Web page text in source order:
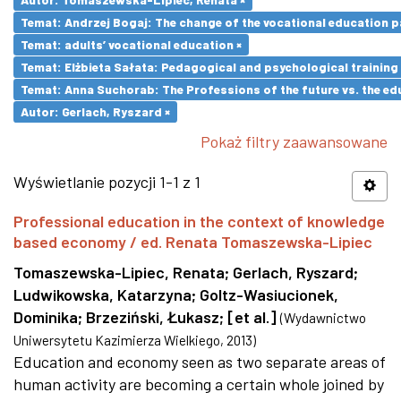
Temat: Andrzej Bogaj: The change of the vocational education
Temat: adults’ vocational education ×
Temat: Elżbieta Sałata: Pedagogical and psychological
Temat: Anna Suchorab: The Professions of the future vs. the
Autor: Gerlach, Ryszard ×
Pokaż filtry zaawansowane
Wyświetlanie pozycji 1-1 z 1
Professional education in the context of knowledge
based economy / ed. Renata Tomaszewska-Lipiec
Tomaszewska-Lipiec, Renata; Gerlach, Ryszard;
Ludwikowska, Katarzyna; Goltz-Wasiucionek,
Dominika; Brzeziński, Łukasz; [et al.] (Wydawnictwo
Uniwersytetu Kazimierza Wielkiego, 2013)
Education and economy seen as two separate areas of
human activity are becoming a certain whole joined by